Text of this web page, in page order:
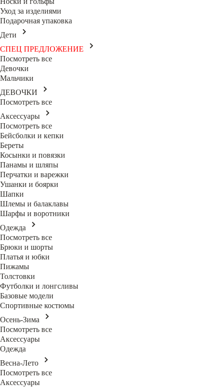
Уход за изделиями
Подарочная упаковка
Дети
СПЕЦ ПРЕДЛОЖЕНИЕ
Посмотреть все
Девочки
Мальчики
ДЕВОЧКИ
Посмотреть все
Аксессуары
Посмотреть все
Бейсболки и кепки
Береты
Косынки и повязки
Панамы и шляпы
Перчатки и варежки
Ушанки и боярки
Шапки
Шлемы и балаклавы
Шарфы и воротники
Одежда
Посмотреть все
Брюки и шорты
Платья и юбки
Пижамы
Толстовки
Футболки и лонгсливы
Базовые модели
Спортивные костюмы
Осень-Зима
Посмотреть все
Аксессуары
Одежда
Весна-Лето
Посмотреть все
Аксессуары